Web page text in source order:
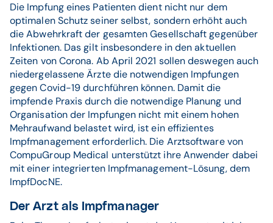
Die Impfung eines Patienten dient nicht nur dem
optimalen Schutz seiner selbst, sondern erhöht auch
die Abwehrkraft der gesamten Gesellschaft gegenüber
Infektionen. Das gilt insbesondere in den aktuellen
Zeiten von Corona. Ab April 2021 sollen deswegen auch
niedergelassene Ärzte die notwendigen Impfungen
gegen Covid-19 durchführen können. Damit die
impfende Praxis durch die notwendige Planung und
Organisation der Impfungen nicht mit einem hohen
Mehraufwand belastet wird, ist ein effizientes
Impfmanagement erforderlich. Die Arztsoftware von
CompuGroup Medical unterstützt ihre Anwender dabei
mit einer integrierten Impfmanagement-Lösung, dem
ImpfDocNE.
Der Arzt als Impfmanager